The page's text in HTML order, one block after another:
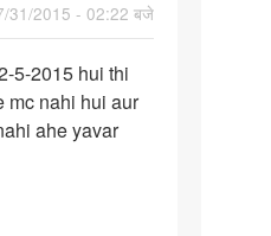
31/2015 - 02:22 बजे
5-2015 hui thi
mc nahi hui aur
ahe yavar